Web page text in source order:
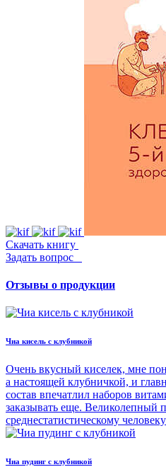
Скачать книгу
Задать вопрос
Отзывы о продукции
Чиа кисель с клубникой
Очень вкусный киселек, мне
а настоящей клубничкой, и
состав впечатлил наборов
заказывать еще. Великолепный
среднестатистическому
Чиа пудинг с клубникой